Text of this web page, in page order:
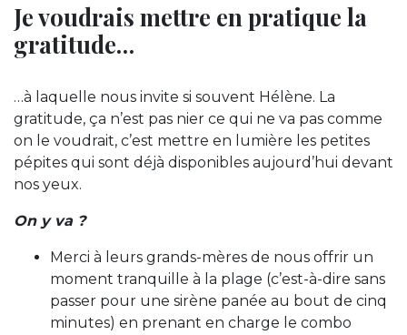
Je voudrais mettre en pratique la
gratitude…
…à laquelle nous invite si souvent Hélène. La
gratitude, ça n’est pas nier ce qui ne va pas comme
on le voudrait, c’est mettre en lumière les petites
pépites qui sont déjà disponibles aujourd’hui devant
nos yeux.
On y va ?
Merci à leurs grands-mères de nous offrir un
moment tranquille à la plage (c’est-à-dire sans
passer pour une sirène panée au bout de cinq
minutes) en prenant en charge le combo